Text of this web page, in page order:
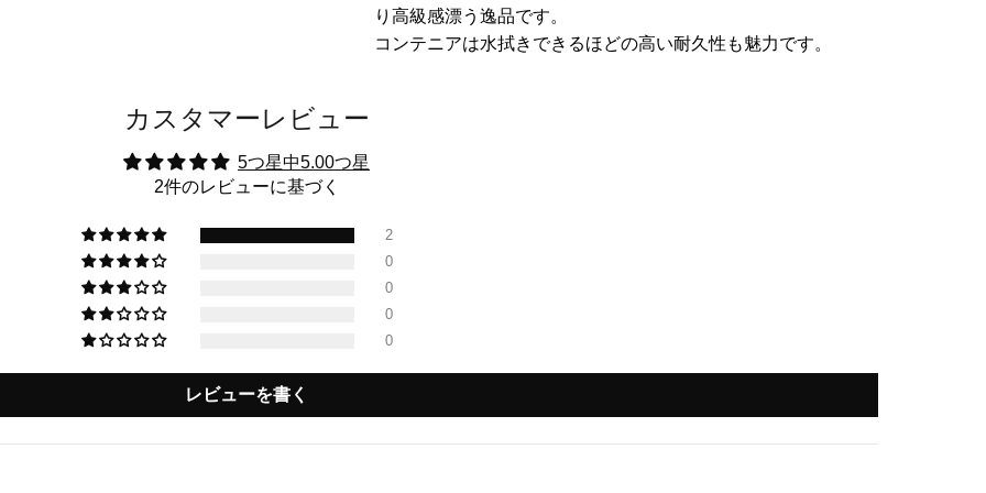
り高級感漂う逸品です。
コンテニアは水拭きできるほどの高い耐久性も魅力です。
カスタマーレビュー
5つ星中5.00つ星
2件のレビューに基づく
2
0
0
0
0
レビューを書く